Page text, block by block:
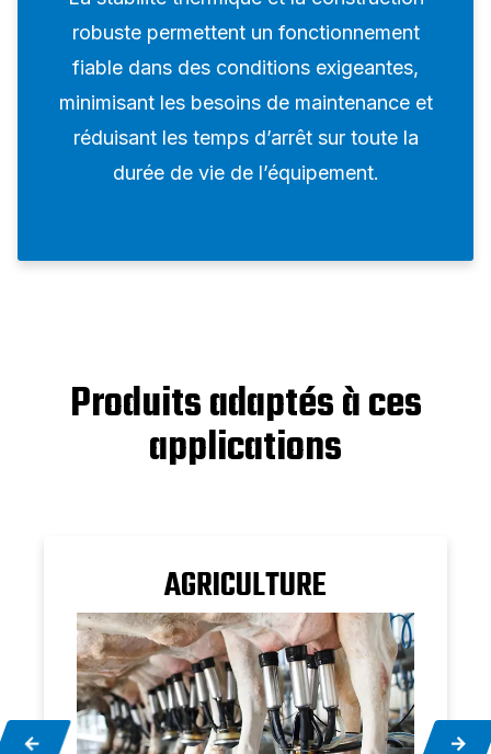
robuste permettent un fonctionnement
fiable dans des conditions exigeantes,
minimisant les besoins de maintenance et
réduisant les temps d’arrêt sur toute la
durée de vie de l’équipement.
Produits adaptés à ces
applications
AGRICULTURE